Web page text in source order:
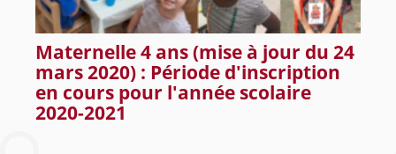
Maternelle 4 ans (mise à jour du 24
mars 2020) : Période d'inscription
en cours pour l'année scolaire
2020-2021